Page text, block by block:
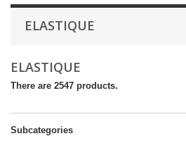
ELASTIQUE
ELASTIQUE
There are 2547 products.
Subcategories